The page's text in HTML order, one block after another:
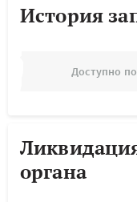
История
Доступно
органа